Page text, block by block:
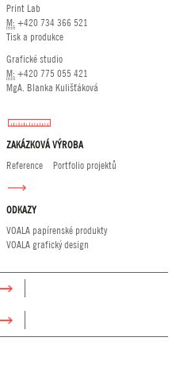
Print Lab
M: +420 734 366 521
Tisk a produkce
Grafické studio
M: +420 775 055 421
MgA. Blanka Kulišťáková
ZAKÁZKOVÁ VÝROBA
Reference
Portfolio projektů
ODKAZY
VOALA papírenské produkty
VOALA grafický design